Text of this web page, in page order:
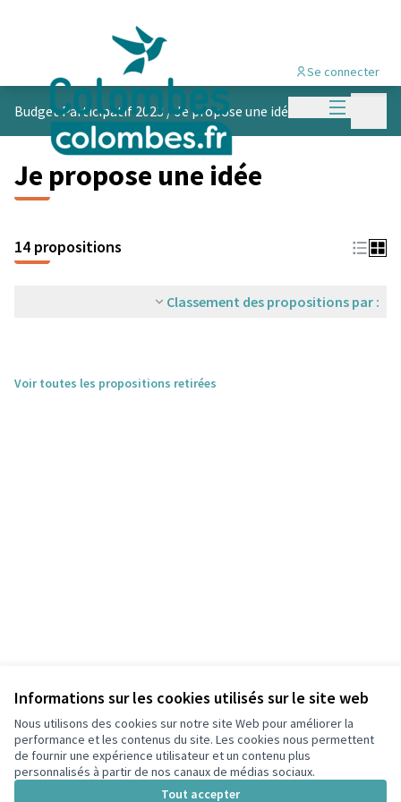
Informations sur les cookies utilisés sur le site web
Nous utilisons des cookies sur notre site Web pour améliorer la
performance et les contenus du site. Les cookies nous permettent
de fournir une expérience utilisateur et un contenu plus
personnalisés à partir de nos canaux de médias sociaux.
Tout accepter
Menu
Se connecter
Budget Participatif 2023 /Je propose une idée
Je propose une idée
14 propositions
Classement des propositions par :
Voir toutes les propositions retirées
Conditions d'utilisation